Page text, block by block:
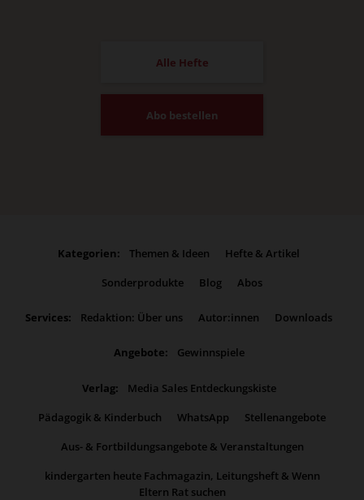
Alle Hefte
Abo bestellen
Kategorien: Themen & Ideen
Hefte & Artikel
Sonderprodukte
Blog Abos
Services: Redaktion: Über uns Autor:innen Downloads
Angebote: Gewinnspiele
Verlag:
Media Sales Entdeckungskiste
Pädagogik & Kinderbuch
WhatsApp
Stellenangebote
Aus- & Fortbildungsangebote & Veranstaltungen
kindergarten heute Fachmagazin, Leitungsheft & Wenn
Eltern Rat suchen